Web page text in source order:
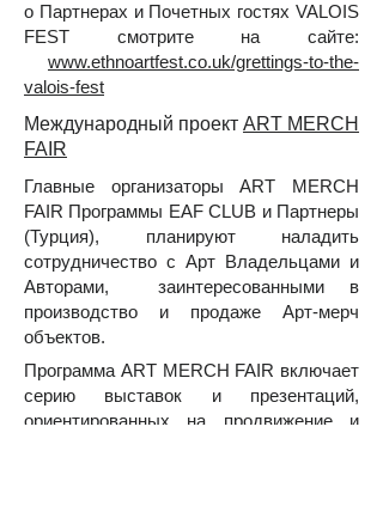
о Партнерах и Почетных гостях VALOIS
FEST смотрите на сайте:
www.ethnoartfest.co.uk/grettings-to-the-
valois-fest
Международный проект ART MERCH
FAIR
Главные организаторы ART MERCH
FAIR Программы EAF CLUB и Партнеры
(Турция), планируют наладить
сотрудничество с Арт Владельцами и
Авторами, заинтересованными в
производство и продаже Арт-мерч
объектов.
Программа ART MERCH FAIR включает
серию выставок и презентаций,
ориентированных на продвижение и